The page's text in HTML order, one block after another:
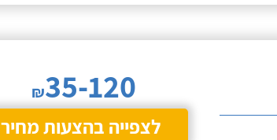
₪35-120
לצפייה בהצעות מחיר